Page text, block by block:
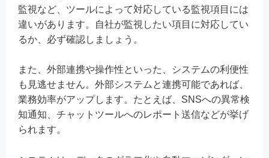
監視など、ツールによって対応している監視項目には
違いがあります。自社が監視したい項目に対応してい
るか、必ず確認しましょう。
また、外部連携や操作性といった、システムの利便性
も見逃せません。外部システムと連携可能であれば、
業務効率がアップします。たとえば、SNSへの異常検
知通知、チャットツールへのレポート送信などが挙げ
られます。